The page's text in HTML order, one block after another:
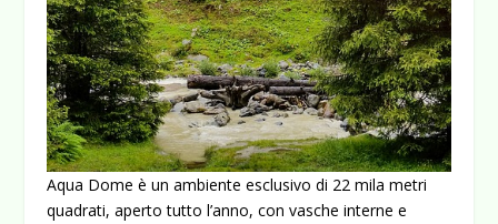
Aqua Dome è un ambiente esclusivo di 22 mila metri
quadrati, aperto tutto l’anno, con vasche interne e